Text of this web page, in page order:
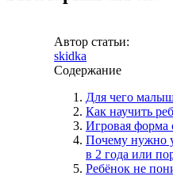
Автор статьи:
skidka
Содержание
Для чего
Как научить
Игровая форма
Почему нужно
в 2 года или
Ребёнок не